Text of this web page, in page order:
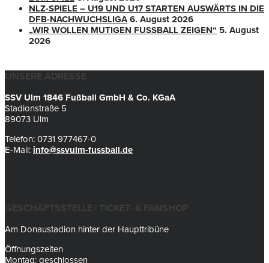
NLZ-SPIELE – U19 UND U17 STARTEN AUSWÄRTS IN DIE
DFB-NACHWUCHSLIGA 6. August 2026
„WIR WOLLEN MUTIGEN FUSSBALL ZEIGEN“
5. August
2026
UNSERE ADRESSE
SSV Ulm 1846 Fußball GmbH & Co. KGaA
Stadionstraße 5
89073 Ulm
Telefon: 0731 977467-0
E-Mail: info@ssvulm-fussball.de
GESCHÄFTSSTELLE | TICKET- & FANSHOP
Am Donaustadion hinter der Haupttribüne
Öffnungszeiten
Montag: geschlossen